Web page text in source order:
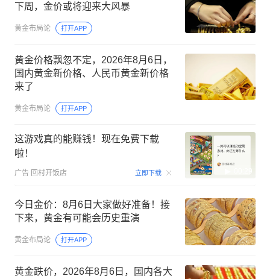
下周，金价或将迎来大风暴
黄金布局论 打开APP
黄金价格飘忽不定，2026年8月6日，
国内黄金新价格、人民币黄金新价格
来了
黄金布局论 打开APP
这游戏真的能赚钱！现在免费下载
啦！
广告 回村开饭店 立即下载 00:29
今日金价：8月6日大家做好准备！接
下来，黄金有可能会历史重演
黄金布局论 打开APP
黄金跌价，2026年8月6日，国内各大